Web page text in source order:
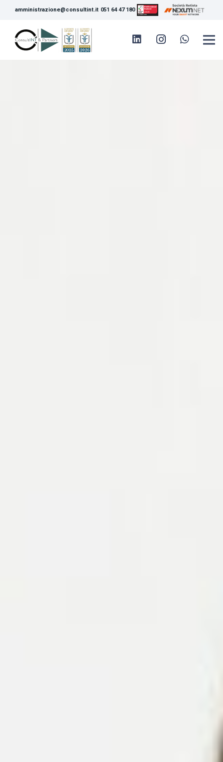
amministrazione@consultint.it 051 64 47 180